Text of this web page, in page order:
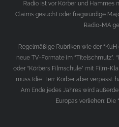
Radio ist vor Körber und Hammes
Claims gesucht oder fragwürdige
Radio-MA
Regelmäßige Rubriken wie der
neue TV-Formate im “Titelschmutz”,
oder “Körbers Filmschule” mit Film-
muss (die Herr Körber aber verpasst
Am Ende jedes Jahres wird
Europas verliehen: Die